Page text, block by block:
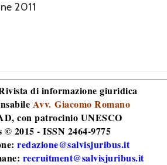
2011
di informazione giuridica
Avv. Giacomo Romano
, con patrocinio UNESCO
2015 - ISSN 2464-9775
redazione@salvisjuribus.it
recruitment@salvisjuribus.it